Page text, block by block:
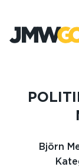
innehåll
Björn